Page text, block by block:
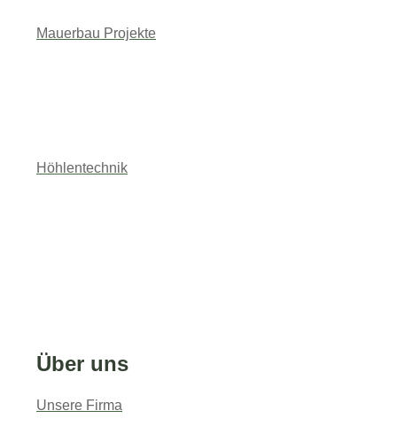
Mauerbau Projekte
Höhlentechnik
Über uns
Unsere Firma